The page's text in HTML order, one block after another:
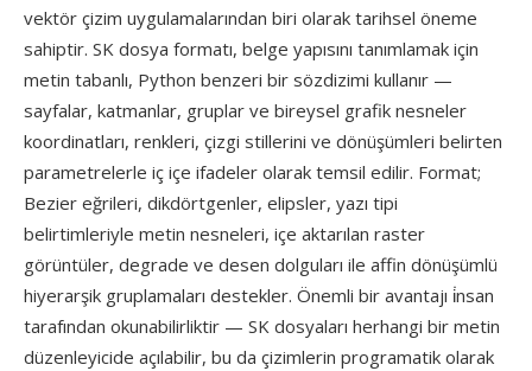
vektör çizim uygulamalarından biri olarak tarihsel öneme
sahiptir. SK dosya formatı, belge yapısını tanımlamak için
metin tabanlı, Python benzeri bir sözdizimi kullanır —
sayfalar, katmanlar, gruplar ve bireysel grafik nesneler
koordinatları, renkleri, çizgi stillerini ve dönüşümleri belirten
parametrelerle iç içe ifadeler olarak temsil edilir. Format;
Bezier eğrileri, dikdörtgenler, elipsler, yazı tipi
belirtimleriyle metin nesneleri, içe aktarılan raster
görüntüler, degrade ve desen dolguları ile affin dönüşümlü
hiyerarşik gruplamaları destekler. Önemli bir avantajı i̇nsan
tarafından okunabilirliktir — SK dosyaları herhangi bir metin
düzenleyicide açılabilir, bu da çizimlerin programatik olarak